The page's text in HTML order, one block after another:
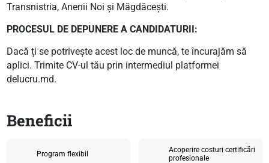
Transnistria, Anenii Noi și Măgdăcești.
PROCESUL DE DEPUNERE A CANDIDATURII:
Dacă ți se potrivește acest loc de muncă, te încurajăm să
aplici. Trimite CV-ul tău prin intermediul platformei
delucru.md.
Beneficii
Program flexibil
Acoperire costuri certificări
profesionale